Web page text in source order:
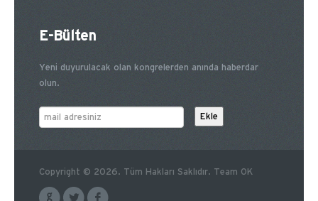
E-Bülten
Yeni duyurulacak olan kongrelerden anında haberdar
olun.
Copyright © 2026. Tüm Hakları Saklıdır. Team OK